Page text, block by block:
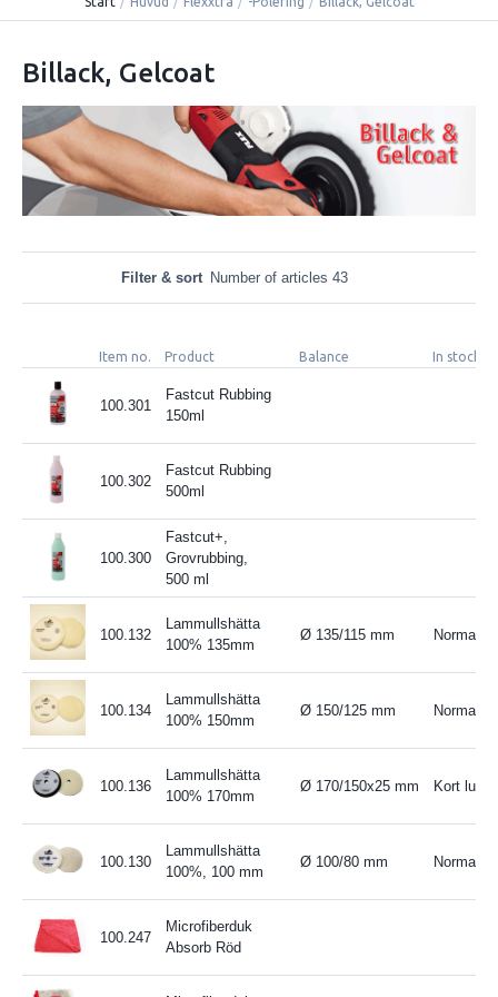
Billack, Gelcoat
Filter & sort Number of articles 43
Item no. Product Balance In stock
100.301
Fastcut Rubbing
150ml
100.302
Fastcut Rubbing
500ml
100.300
Fastcut+,
Grovrubbing,
500 ml
100.132
Lammullshätta
100% 135mm
Ø 135/115 mm Normal
100.134
Lammullshätta
100% 150mm
Ø 150/125 mm Normal
100.136
Lammullshätta
100% 170mm
Ø 170/150x25 mm Kort
100.130
Lammullshätta
100%, 100 mm
Ø 100/80 mm Normal
100.247
Microfiberduk
Absorb Röd